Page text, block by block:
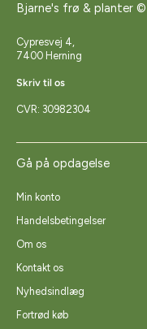
Bjarne's frø & planter ©
Cypresvej 4,
7400 Herning
Skriv til os
CVR: 30982304
Gå på opdagelse
Min konto
Handelsbetingelser
Om os
Kontakt os
Nyhedsindlæg
Fortrød køb